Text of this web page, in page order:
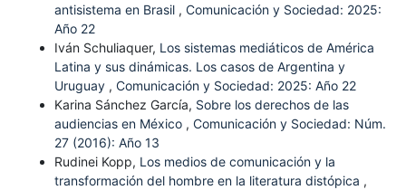
antisistema en Brasil , Comunicación y Sociedad: 2025:
Año 22
Iván Schuliaquer, Los sistemas mediáticos de América
Latina y sus dinámicas. Los casos de Argentina y
Uruguay , Comunicación y Sociedad: 2025: Año 22
Karina Sánchez García, Sobre los derechos de las
audiencias en México , Comunicación y Sociedad: Núm.
27 (2016): Año 13
Rudinei Kopp, Los medios de comunicación y la
transformación del hombre en la literatura distópica ,